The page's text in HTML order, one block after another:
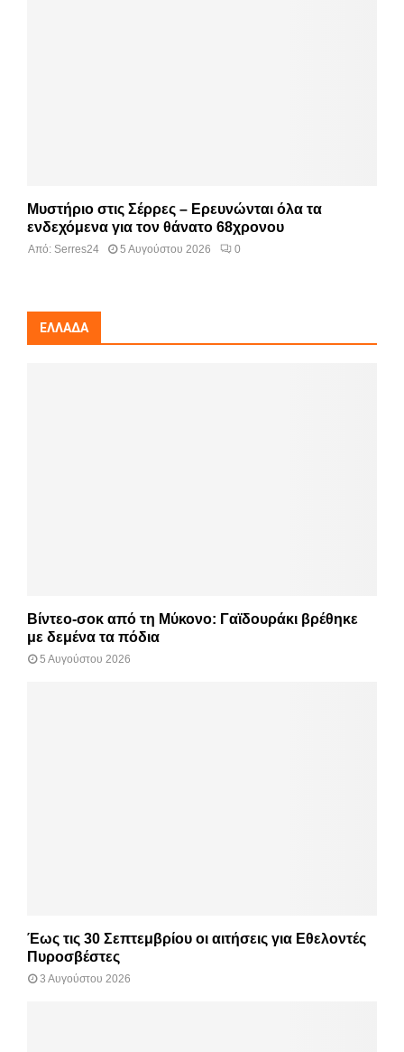
Μυστήριο στις Σέρρες – Ερευνώνται όλα τα
ενδεχόμενα για τον θάνατο 68χρονου
Από: Serres24 5 Αυγούστου 2026 0
ΕΛΛΆΔΑ
Βίντεο-σοκ από τη Μύκονο: Γαϊδουράκι βρέθηκε
με δεμένα τα πόδια
5 Αυγούστου 2026
Έως τις 30 Σεπτεμβρίου οι αιτήσεις για Εθελοντές
Πυροσβέστες
3 Αυγούστου 2026